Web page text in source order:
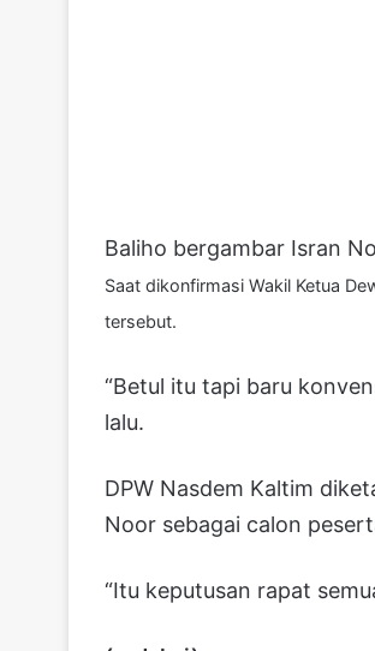
Baliho bergambar Isran
Saat dikonfirmasi Wakil Ketua
tersebut.
“Betul itu tapi baru
lalu.
DPW Nasdem Kaltim
Noor sebagai calon
“Itu keputusan rapat